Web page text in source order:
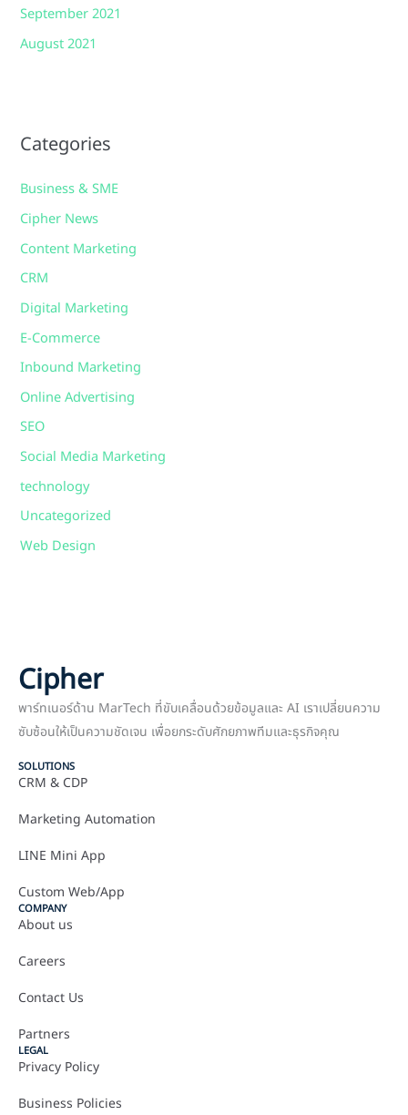
September 2021
August 2021
Categories
Business & SME
Cipher News
Content Marketing
CRM
Digital Marketing
E-Commerce
Inbound Marketing
Online Advertising
SEO
Social Media Marketing
technology
Uncategorized
Web Design
Cipher
พาร์ทเนอร์ด้าน MarTech ที่ขับเคลื่อนด้วยข้อมูลและ AI เราเปลี่ยนความ
ซับซ้อนให้เป็นความชัดเจน เพื่อยกระดับศักยภาพทีมและธุรกิจคุณ
SOLUTIONS
CRM & CDP
Marketing Automation
LINE Mini App
Custom Web/App
COMPANY
About us
Careers
Contact Us
Partners
LEGAL
Privacy Policy
Business Policies